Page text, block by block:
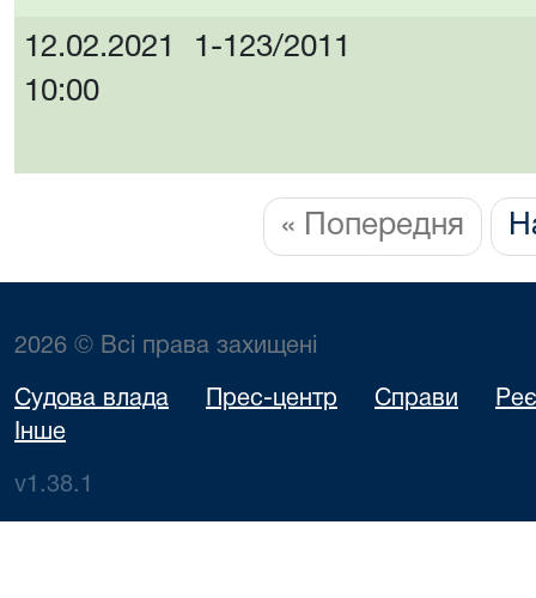
12.02.2021
10:00
1-123/2011
« Попередня
2026 © Всі права захищені
Судова влада Прес-центр Справи
Інше
v1.38.1